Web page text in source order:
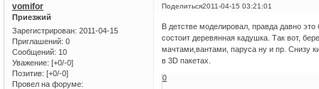
Поделиться2011-04-15 03:21:01
vomifor
Приезжий
Зарегистрирован: 2011-04-15
Приглашений: 0
Сообщений: 10
Уважение: [+0/-0]
Позитив: [+0/-0]
Провел на форуме:
В детстве моделировал, правда давно
состоит деревянная кадушка. Так вот,
мачтами,вантами, паруса ну и пр. Снизу
в 3D пакетах.
0